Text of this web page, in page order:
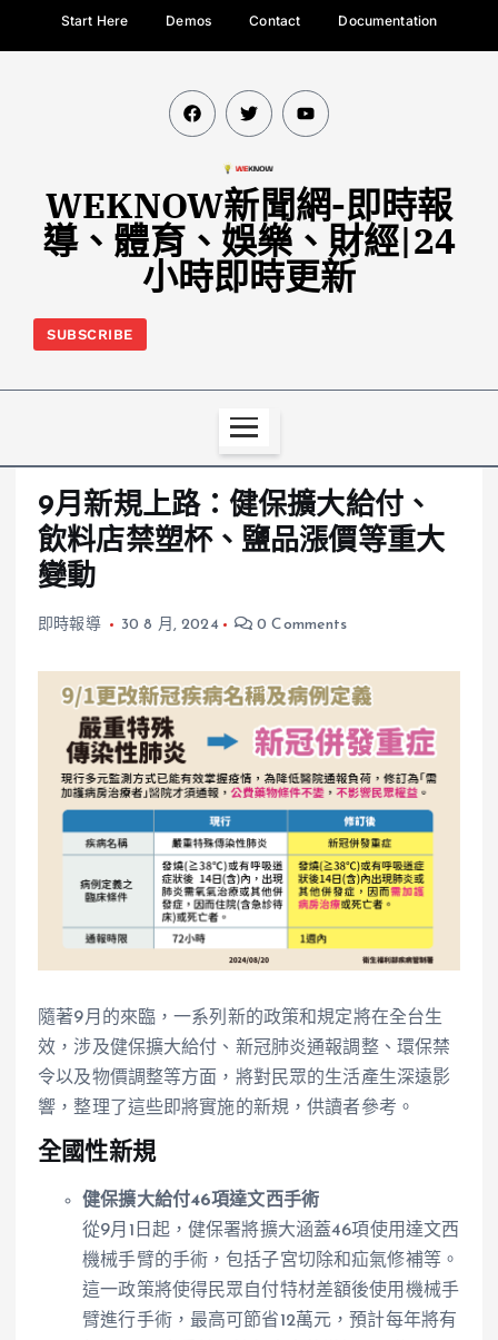
Start Here Demos Contact Documentation
WEKNOW新聞網-即時報
導、體育、娛樂、財經|24
小時即時更新
SUBSCRIBE
9月新規上路：健保擴大給付、
飲料店禁塑杯、鹽品漲價等重大
變動
即時報導 30 8 月, 2024 0 Comments
隨著9月的來臨，一系列新的政策和規定將在全台生
效，涉及健保擴大給付、新冠肺炎通報調整、環保禁
令以及物價調整等方面，將對民眾的生活產生深遠影
響，整理了這些即將實施的新規，供讀者參考。
全國性新規
健保擴大給付46項達文西手術
從9月1日起，健保署將擴大涵蓋46項使用達文西
機械手臂的手術，包括子宮切除和疝氣修補等。
這一政策將使得民眾自付特材差額後使用機械手
臂進行手術，最高可節省12萬元，預計每年將有